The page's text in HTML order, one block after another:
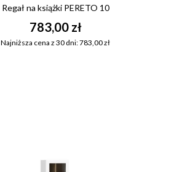
Regał na książki PERETO 10
783,00 zł
Najniższa cena z 30 dni: 783,00 zł